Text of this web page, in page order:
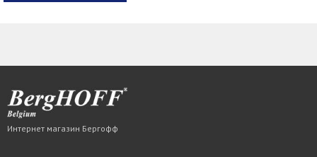
Интернет магазин Бергофф